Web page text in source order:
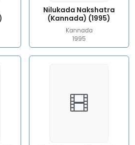
Nilukada Nakshatra
(Kannada) (1995)
Kannada
1995